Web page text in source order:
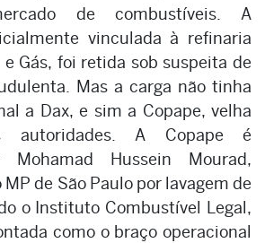
de combustíveis. A
vinculada à refinaria
e Gás, foi retida sob suspeita de
Mas a carga não tinha
a Dax, e sim a Copape, velha
autoridades. A Copape é
Mohamad Hussein Mourad,
de São Paulo por lavagem de
o Instituto Combustível Legal,
como o braço operacional